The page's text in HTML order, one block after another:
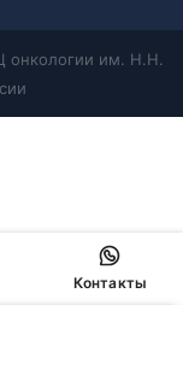
им. Н.Н.
Контакты